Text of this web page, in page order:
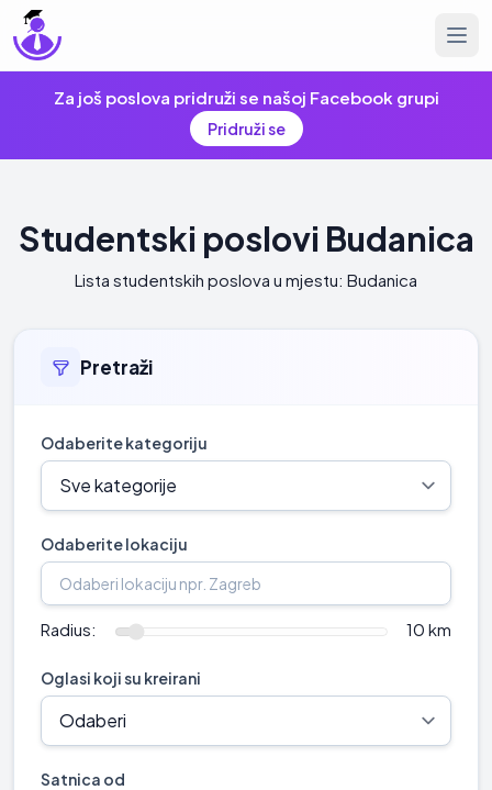
Za još poslova pridruži se našoj Facebook grupi
Pridruži se
Studentski poslovi Budanica
Lista studentskih poslova u mjestu: Budanica
Pretraži
Odaberite kategoriju
Odaberite lokaciju
Radius: 10 km
Oglasi koji su kreirani
Satnica od